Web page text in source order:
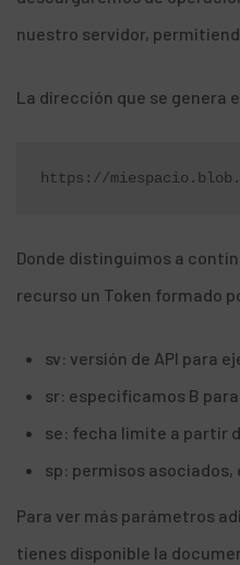
nuestro servidor,
La dirección que se genera
https://
Donde distinguimos a
recurso un Token formado
sv: versión de API para
sr: especificamos B
se: fecha limite a partir
sp: permisos asociados,
Para ver más parámetros
tienes disponible la